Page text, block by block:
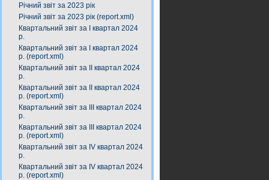
Річний звіт за 2023 рік
Річний звіт за 2023 рік (report.xml)
Квартальний звіт за І квартал 2024
р.
Квартальний звіт за І квартал 2024
р. (report.xml)
Квартальний звіт за ІІ квартал 2024
р.
Квартальний звіт за ІІ квартал 2024
р. (report.xml)
Квартальний звіт за IІІ квартал 2024
р.
Квартальний звіт за ІIІ квартал 2024
р. (report.xml)
Квартальний звіт за IV квартал 2024
р.
Квартальний звіт за ІV квартал 2024
р. (report.xml)